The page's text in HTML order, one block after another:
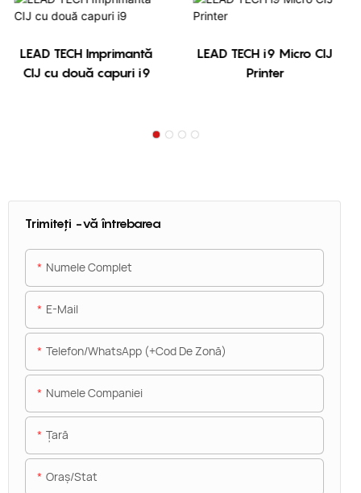
LEAD TECH Imprimantă
CIJ cu două capuri i9
LEAD TECH i9 Micro CIJ
Printer
Trimiteți -vă întrebarea
Numele Complet
E-Mail
Telefon/WhatsApp (+Cod De Zonă)
Numele Companiei
Ţară
Oraș/stat